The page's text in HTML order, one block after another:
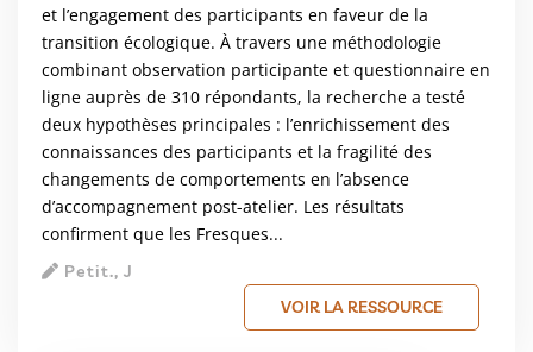
et l’engagement des participants en faveur de la
transition écologique. À travers une méthodologie
combinant observation participante et questionnaire en
ligne auprès de 310 répondants, la recherche a testé
deux hypothèses principales : l’enrichissement des
connaissances des participants et la fragilité des
changements de comportements en l’absence
d’accompagnement post-atelier. Les résultats
confirment que les Fresques...
Petit., J
VOIR LA RESSOURCE